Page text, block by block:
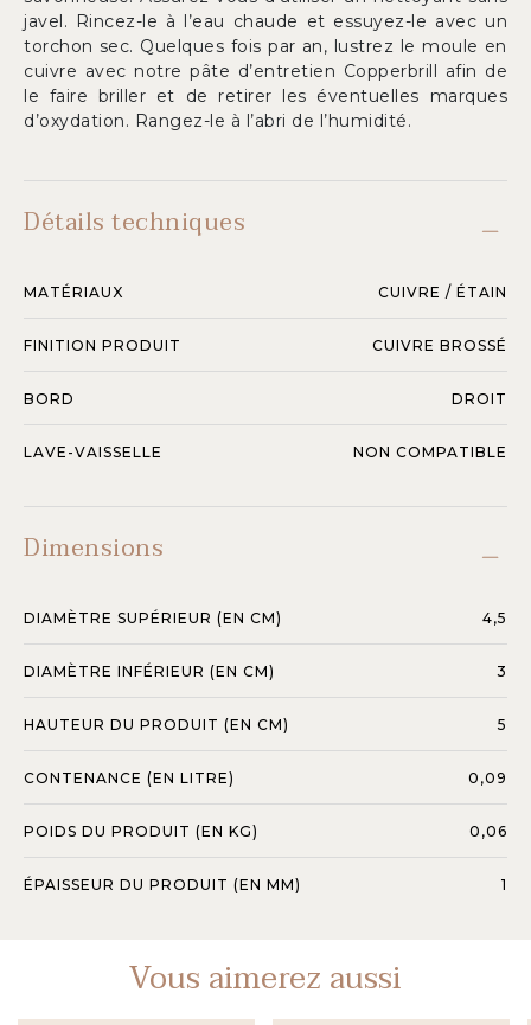
javel. Rincez-le à l’eau chaude et essuyez-le avec un
torchon sec. Quelques fois par an, lustrez le moule en
cuivre avec notre pâte d’entretien Copperbrill afin de
le faire briller et de retirer les éventuelles marques
d’oxydation. Rangez-le à l’abri de l’humidité.
Détails techniques
MATÉRIAUX CUIVRE / ÉTAIN
FINITION PRODUIT CUIVRE BROSSÉ
BORD DROIT
LAVE-VAISSELLE NON COMPATIBLE
Dimensions
DIAMÈTRE SUPÉRIEUR (EN CM) 4,5
DIAMÈTRE INFÉRIEUR (EN CM) 3
HAUTEUR DU PRODUIT (EN CM) 5
CONTENANCE (EN LITRE) 0,09
POIDS DU PRODUIT (EN KG) 0,06
ÉPAISSEUR DU PRODUIT (EN MM) 1
Vous aimerez aussi